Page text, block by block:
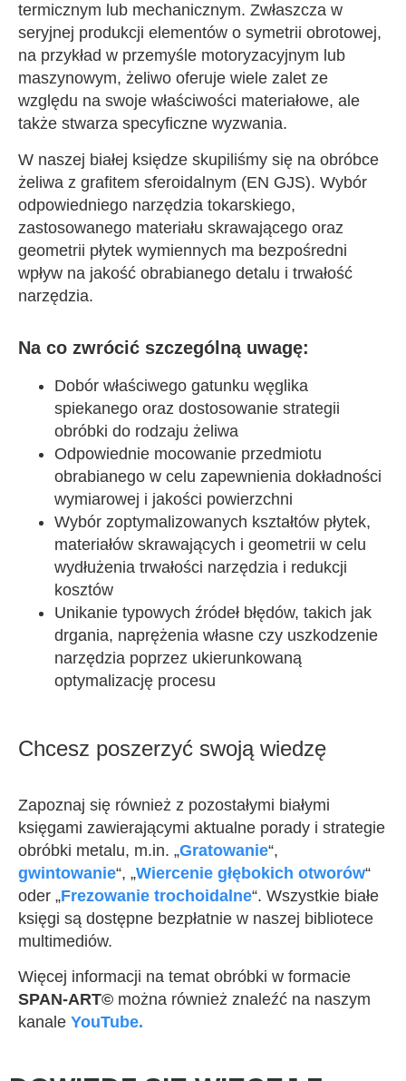
termicznym lub mechanicznym. Zwłaszcza w
seryjnej produkcji elementów o symetrii obrotowej,
na przykład w przemyśle motoryzacyjnym lub
maszynowym, żeliwo oferuje wiele zalet ze
względu na swoje właściwości materiałowe, ale
także stwarza specyficzne wyzwania.
W naszej białej księdze skupiliśmy się na obróbce
żeliwa z grafitem sferoidalnym (EN GJS). Wybór
odpowiedniego narzędzia tokarskiego,
zastosowanego materiału skrawającego oraz
geometrii płytek wymiennych ma bezpośredni
wpływ na jakość obrabianego detalu i trwałość
narzędzia.
Na co zwrócić szczególną uwagę:
Dobór właściwego gatunku węglika
spiekanego oraz dostosowanie strategii
obróbki do rodzaju żeliwa
Odpowiednie mocowanie przedmiotu
obrabianego w celu zapewnienia dokładności
wymiarowej i jakości powierzchni
Wybór zoptymalizowanych kształtów płytek,
materiałów skrawających i geometrii w celu
wydłużenia trwałości narzędzia i redukcji
kosztów
Unikanie typowych źródeł błędów, takich jak
drgania, naprężenia własne czy uszkodzenie
narzędzia poprzez ukierunkowaną
optymalizację procesu
Chcesz poszerzyć swoją wiedzę
Zapoznaj się również z pozostałymi białymi
księgami zawierającymi aktualne porady i strategie
obróbki metalu, m.in. „Gratowanie“,
gwintowanie“, „Wiercenie głębokich otworów“
oder „Frezowanie trochoidalne“. Wszystkie białe
księgi są dostępne bezpłatnie w naszej bibliotece
multimediów.
Więcej informacji na temat obróbki w formacie
SPAN-ART© można również znaleźć na naszym
kanale YouTube.